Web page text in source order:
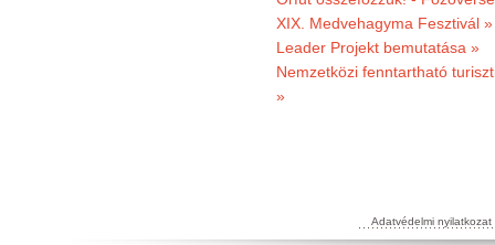
XIX. Medvehagyma Fesztivál »
Leader Projekt bemutatása »
Nemzetközi fenntartható
»
Adatvédelmi nyilatkozat